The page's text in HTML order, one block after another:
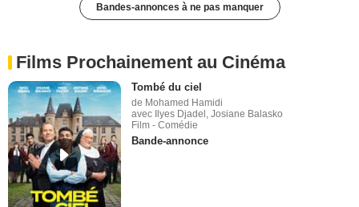
Bandes-annonces à ne pas manquer
Films Prochainement au Cinéma
Tombé du ciel
de Mohamed Hamidi
avec Ilyes Djadel, Josiane Balasko
Film - Comédie
Bande-annonce